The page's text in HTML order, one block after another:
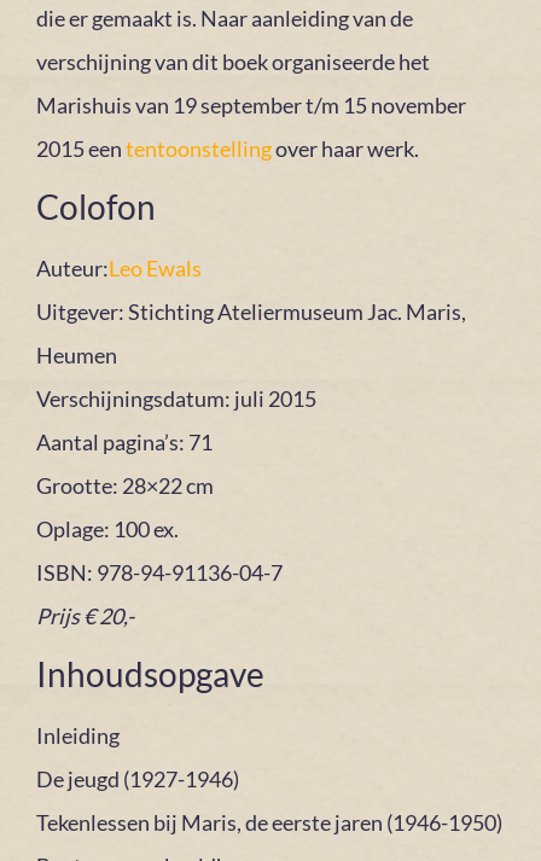
die er gemaakt is. Naar aanleiding van de
verschijning van dit boek organiseerde het
Marishuis van 19 september t/m 15 november
2015 eententoonstellingover haar werk.
Colofon
Auteur:Leo Ewals
Uitgever: Stichting Ateliermuseum Jac. Maris,
Heumen
Verschijningsdatum: juli 2015
Aantal pagina’s: 71
Grootte: 28×22 cm
Oplage: 100 ex.
ISBN: 978-94-91136-04-7
Prijs € 20,-
Inhoudsopgave
Inleiding
De jeugd (1927-1946)
Tekenlessen bij Maris, de eerste jaren (1946-1950)